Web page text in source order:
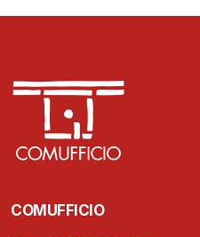
COMUFFICIO